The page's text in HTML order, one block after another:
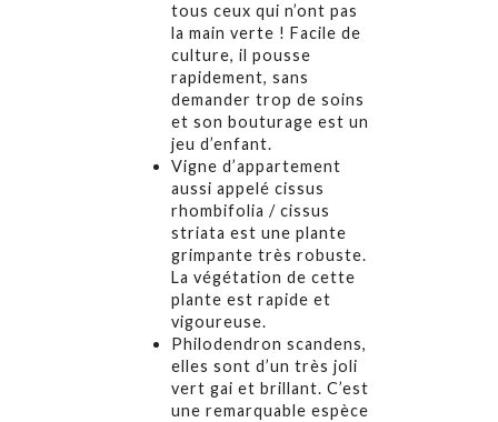
tous ceux qui n’ont pas
la main verte ! Facile de
culture, il pousse
rapidement, sans
demander trop de soins
et son bouturage est un
jeu d’enfant.
Vigne d’appartement
aussi appelé cissus
rhombifolia / cissus
striata est une plante
grimpante très robuste.
La végétation de cette
plante est rapide et
vigoureuse.
Philodendron scandens,
elles sont d’un très joli
vert gai et brillant. C’est
une remarquable espèce